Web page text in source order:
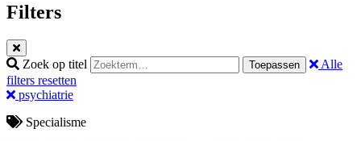
Filters
Zoek op titel Toepassen
Alle
filters resetten
psychiatrie
Specialisme